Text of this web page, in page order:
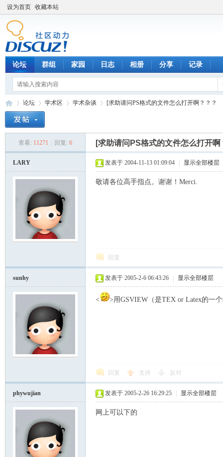
设为首页 收藏本站
论坛 群组 家园 日志 相册 分享 记录
论坛
›
学术区
›
学术杂谈
›
[求助请问PS格式的文件怎么打开啊？？？
查看: 11271 回复: 6 [求助请问PS格式的文件怎么打开啊
LARY 发表于 2004-11-13 01:09:04 显示全部楼层
敬请各位高手指点。谢谢！Merci.
回复
sunhy 发表于 2005-2-6 06:43:26 显示全部楼层
< >用GSVIEW（是TEX or Latex的一
回复 支持 反对
phywujian 发表于 2005-2-26 16:29:25 显示全部楼层
网上可以下的